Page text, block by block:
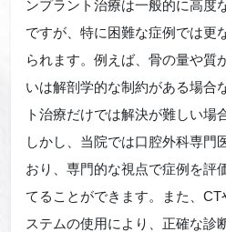
ンプラント治療は一般的に高度
ですが、特に困難な症例では更
られます。例えば、骨の量や質
いは解剖学的な制約がある場合
ト治療だけでは解決が難しい場
しかし、当院では口腔外科専門
おり、専門的な視点で症例を評
てることができます。また、
ステムの使用により、正確な診